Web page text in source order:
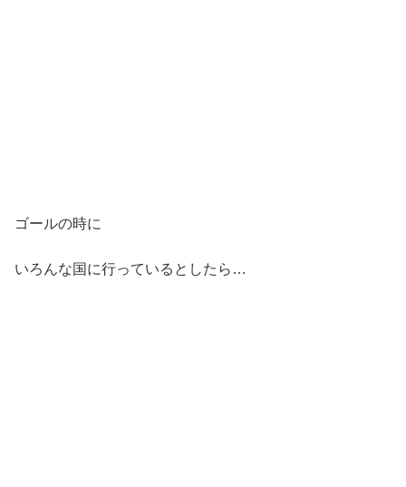
ゴールの時に
いろんな国に行っているとしたら…